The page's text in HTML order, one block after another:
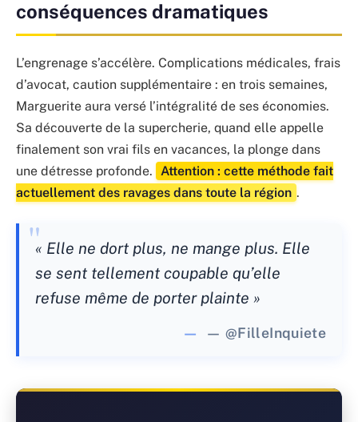
conséquences dramatiques
L’engrenage s’accélère. Complications médicales, frais
d’avocat, caution supplémentaire : en trois semaines,
Marguerite aura versé l’intégralité de ses économies.
Sa découverte de la supercherie, quand elle appelle
finalement son vrai fils en vacances, la plonge dans
une détresse profonde. Attention : cette méthode fait
actuellement des ravages dans toute la région .
« Elle ne dort plus, ne mange plus. Elle
se sent tellement coupable qu’elle
refuse même de porter plainte »
— @FilleInquiete